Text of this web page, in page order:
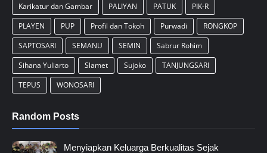
Karikatur dan Gambar
PALIYAN PATUK
PIK-R
PLAYEN
PUP Profil dan Tokoh Purwadi
RONGKOP
SAPTOSARI
SEMANU SEMIN
Sabrur Rohim
Sihana Yuliarto
Slamet Sujoko
TANJUNGSARI
TEPUS
WONOSARI
Random Posts
Menyiapkan Keluarga Berkualitas Sejak